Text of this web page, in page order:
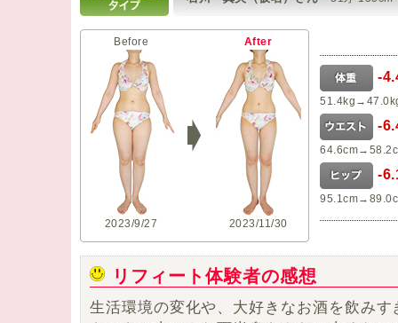
Before
2023/9/27
After
2023/11/30
-
-
-
リフィート体験者の感想
生活環境の変化や、大好きなお酒を飲み